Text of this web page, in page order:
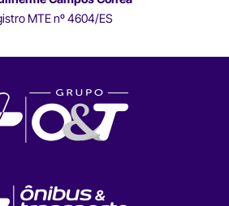
MTE nº 4604/ES